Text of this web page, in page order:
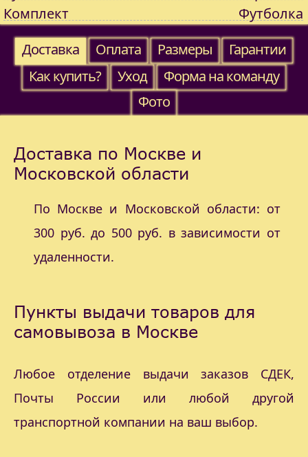
Комплект
Футболка
Доставка
Оплата Размеры
Гарантии
Как купить?
Уход
Форма на команду
Фото
Доставка по Москве и
Московской области
По Москве и Московской области: от
300 руб. до 500 руб. в зависимости от
удаленности.
Пункты выдачи товаров для
самовывоза в Москве
Любое отделение выдачи заказов СДЕК,
Почты России или любой другой
транспортной компании на ваш выбор.